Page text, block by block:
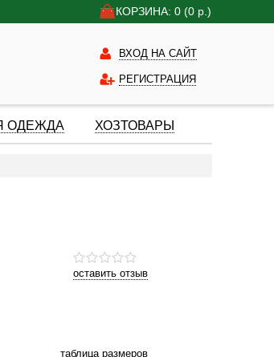
КОРЗИНА: 0 (0 р.)
ВХОД НА САЙТ
РЕГИСТРАЦИЯ
ОДЕЖДА ХОЗТОВАРЫ
оставить отзыв
таблица размеров